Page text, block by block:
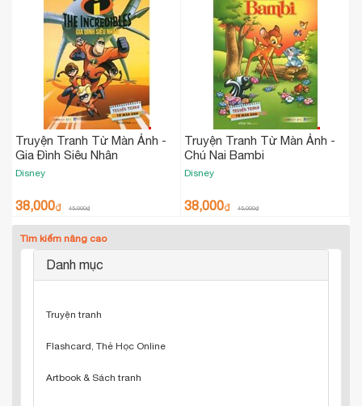
Truyện Tranh Từ Màn Ảnh -
Gia Đình Siêu Nhân
Disney
38,000₫ 45,000₫
Truyện Tranh Từ Màn Ảnh -
Chú Nai Bambi
Disney
38,000₫ 45,000₫
Tìm kiếm nâng cao
Danh mục
Truyện tranh
Flashcard, Thẻ Học Online
Artbook & Sách tranh